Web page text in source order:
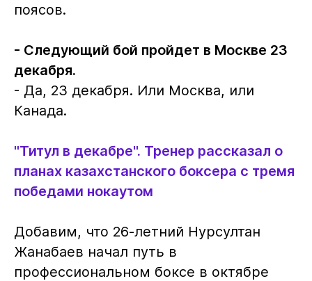
поясов.
- Следующий бой пройдет в Москве 23
декабря.
- Да, 23 декабря. Или Москва, или
Канада.
"Титул в декабре". Тренер рассказал о
планах казахстанского боксера с тремя
победами нокаутом
Добавим, что 26-летний Нурсултан
Жанабаев начал путь в
профессиональном боксе в октябре